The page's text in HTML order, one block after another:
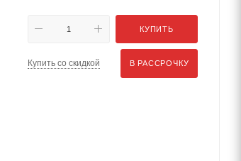
КУПИТЬ
Купить со скидкой В РАССРОЧКУ